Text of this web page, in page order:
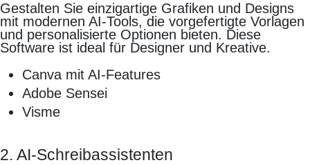
Gestalten Sie einzigartige Grafiken und Designs
mit modernen AI-Tools, die vorgefertigte Vorlagen
und personalisierte Optionen bieten. Diese
Software ist ideal für Designer und Kreative.
Canva mit AI-Features
Adobe Sensei
Visme
2. AI-Schreibassistenten